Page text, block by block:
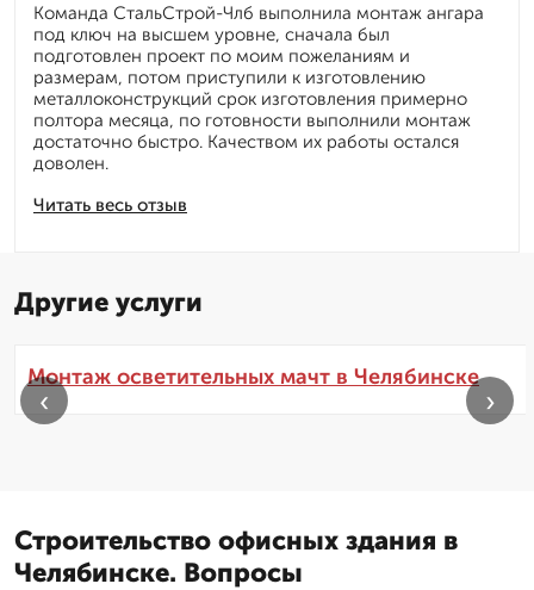
Читать весь отзыв
Команда СтальСтрой-Члб выполнила монтаж ангара
под ключ на высшем уровне, сначала был
подготовлен проект по моим пожеланиям и
размерам, потом приступили к изготовлению
металлоконструкций срок изготовления примерно
полтора месяца, по готовности выполнили монтаж
достаточно быстро. Качеством их работы остался
доволен.
Другие услуги
Монтаж осветительных мачт в Челябинске
‹ ›
Строительство офисных здания в
Челябинске. Вопросы